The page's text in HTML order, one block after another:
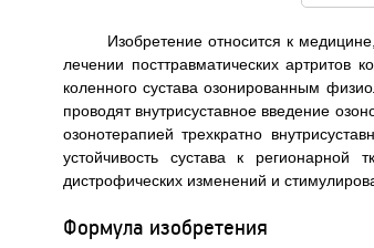
Изобретение относится к
лечении посттравматических артритов
коленного сустава озонированным
проводят внутрисуставное введение
озонотерапией трехкратно
устойчивость сустава к регионарной
дистрофических изменений и
Формула изобретения